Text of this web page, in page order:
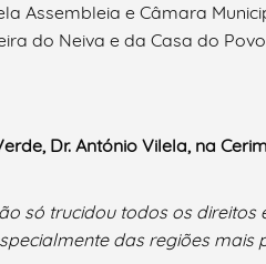
Assembleia e Câmara
do Neiva e da Casa do
Dr. António Vilela, na
só trucidou todos os direitos
das regiões mais